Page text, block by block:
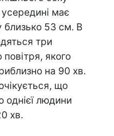
має
близько 53 см. В
три
якого
на 90 хв.
що
однієї людини
хв.